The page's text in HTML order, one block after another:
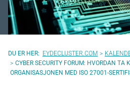
EYDECLUSTER.COM
CYBER SECURITY FORUM: HVORDAN TA
ORGANISASJONEN MED ISO 27001-